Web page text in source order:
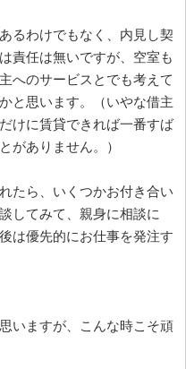
るわけでもなく、内見し契
責任は無いですが、空室も
へのサービスとでも考えて
と思います。（いやな借主
けに賃貸できれば一番すば
がありません。）
たら、いくつかお付き合い
してみて、親身に相談に
は優先的にお仕事を発注す
いますが、こんな時こそ頑